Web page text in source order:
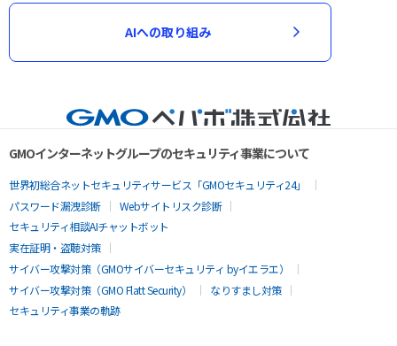
AIへの取り組み
GMOインターネットグループのセキュリティ事業について
世界初総合ネットセキュリティサービス「GMOセキュリティ24」
パスワード漏洩診断
Webサイトリスク診断
セキュリティ相談AIチャットボット
実在証明・盗聴対策
サイバー攻撃対策（GMOサイバーセキュリティ byイエラエ）
サイバー攻撃対策（GMO Flatt Security）
なりすまし対策
セキュリティ事業の軌跡